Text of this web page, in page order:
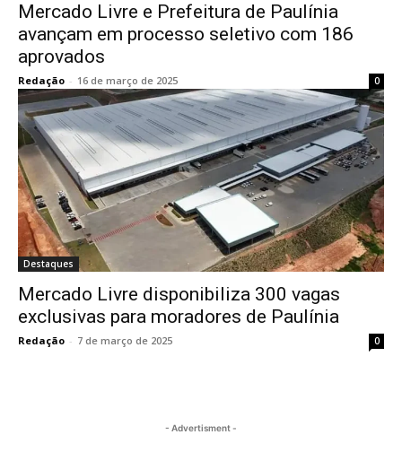
Mercado Livre e Prefeitura de Paulínia
avançam em processo seletivo com 186
aprovados
Redação - 16 de março de 2025 0
Destaques
Mercado Livre disponibiliza 300 vagas
exclusivas para moradores de Paulínia
Redação - 7 de março de 2025 0
- Advertisment -